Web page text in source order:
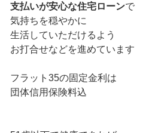
支払いが安心な住宅ローンで
気持ちを穏やかに
生活していただけるよう
お打合せなどを進めています
フラット35の固定金利は
団体信用保険料込